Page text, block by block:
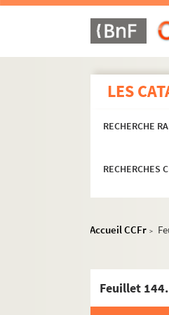
LES
RECHERCHE
RECHERCHES
Accueil CCFr >
Feuillet